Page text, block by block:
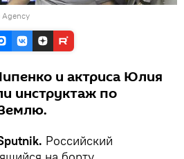
и актриса Юлия
инструктаж по
Российский